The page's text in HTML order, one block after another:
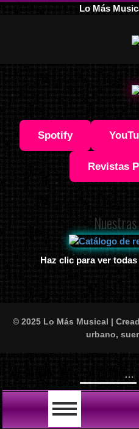
Lo Más
Spotify
Revistas
Haz clic para ver
© 2025 Lo Más Musical |
urbano,
LO ÚLTIMO ¡Atención, amantes del perreo y el buen rollo!